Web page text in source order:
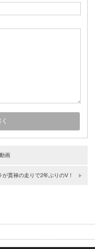
画
貫禄の走りで2年ぶりのV！